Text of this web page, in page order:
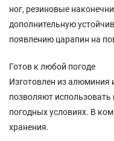
ног, резиновые
дополнительную
появлению царапин на
Готов к любой погоде
Изготовлен из алюминия
позволяют
погодных условиях. В
хранения.